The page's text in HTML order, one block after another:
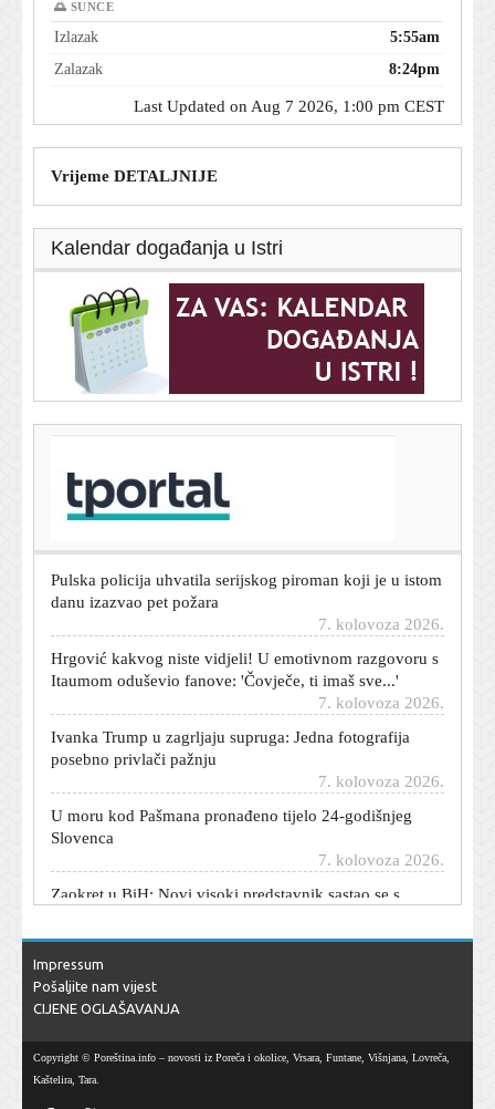
🌅 SUNCE
Izlazak
5:55am
Zalazak
8:24pm
Last Updated on Aug 7 2026, 1:00 pm CEST
Vrijeme DETALJNIJE
Kalendar događanja u Istri
Siniša Krajač više nije glavni tajnik HOO-a, poznato je i
tko će biti v.d.
danu izazvao pet požara
Hrgović kakvog niste vidjeli! U emotivnom razgovoru s
Itaumom oduševio fanove: 'Čovječe, ti imaš sve...'
7. kolovoza 2026.
Ivanka Trump u zagrljaju supruga: Jedna fotografija
posebno privlači pažnju
U moru kod Pašmana pronađeno tijelo 24-godišnjeg
Slovenca
Zaokret u BiH: Novi visoki predstavnik sastao se s
Dodikovim ljudima
glumca: Bradley Cooper otkrio tko ga je skinuo s trona
trudnicu u Split
Impressum
Pošaljite nam vijest
CIJENE OGLAŠAVANJA
Copyright © Poreština.info – novosti iz Poreča i okolice, Vrsara, Funtane, Višnjana, Lovreča,
Kaštelira, Tara.